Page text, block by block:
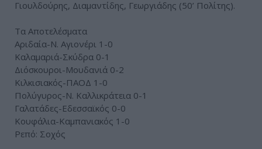
Γιουλδούρης, Διαμαντίδης, Γεωργιάδης (50’ Πολίτης).
Τα Αποτελέσματα
Αριδαία-Ν. Αγιονέρι 1-0
Καλαμαριά-Σκύδρα 0-1
Διόσκουροι-Μουδανιά 0-2
Κιλκισιακός-ΠΑΟΔ 1-0
Πολύγυρος-Ν. Καλλικράτεια 0-1
Γαλατάδες-Εδεσσαϊκός 0-0
Κουφάλια-Καμπανιακός 1-0
Ρεπό: Σοχός